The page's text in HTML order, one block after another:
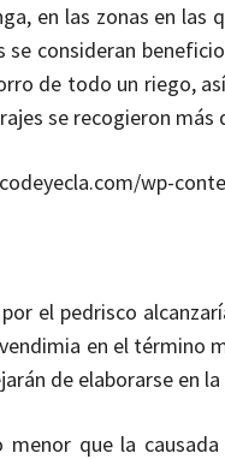
en las zonas en
consideran
de todo un riego,
se recogieron
wp-
el pedrisco
en el término
de elaborarse en
menor que la